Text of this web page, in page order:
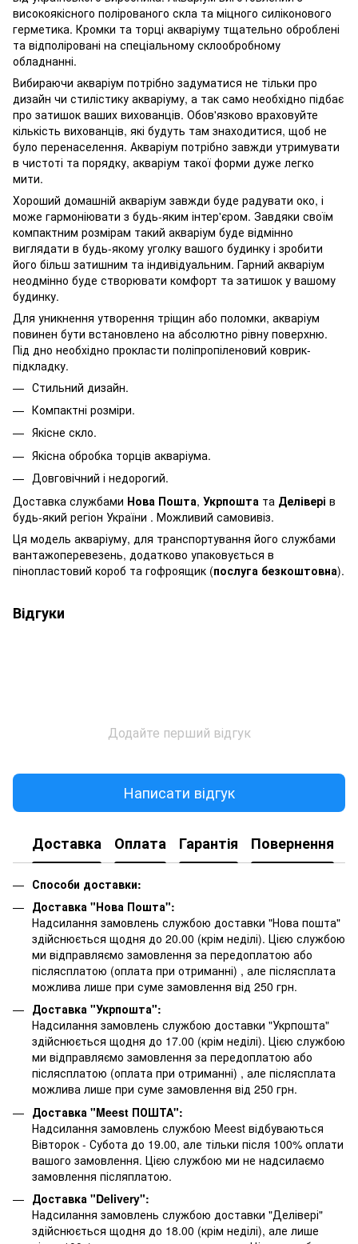
високоякісного полірованого скла та міцного силіконового
герметика. Кромки та торці акваріуму тщательно оброблені
та відполіровані на спеціальному склообробному
обладнанні.
Вибираючи акваріум потрібно задуматися не тільки про
дизайн чи стилістику акваріуму, а так само необхідно підбає
про затишок ваших вихованців. Обов'язково враховуйте
кількість вихованців, які будуть там знаходитися, щоб не
було перенаселення. Акваріум потрібно завжди утримувати
в чистоті та порядку, акваріум такої форми дуже легко
мити.
Хороший домашній акваріум завжди буде радувати око, і
може гармоніювати з будь-яким інтер'єром. Завдяки своїм
компактним розмірам такий акваріум буде відмінно
виглядати в будь-якому уголку вашого будинку і зробити
його більш затишним та індивідуальним. Гарний акваріум
неодмінно буде створювати комфорт та затишок у вашому
будинку.
Для уникнення утворення тріщин або поломки, акваріум
повинен бути встановлено на абсолютно рівну поверхню.
Під дно необхідно прокласти поліпропіленовий коврик-
підкладку.
Стильний дизайн.
Компактні розміри.
Якісне скло.
Якісна обробка торців акваріума.
Довговічний і недорогий.
Доставка службами Нова Пошта, Укрпошта та Делівері в
будь-який регіон України . Можливий самовивіз.
Ця модель акваріуму, для транспортування його службами
вантажоперевезень, додатково упаковується в
пінопластовий короб та гофроящик (послуга безкоштовна).
Відгуки
Додайте перший відгук
Написати відгук
Доставка Оплата Гарантія Повернення
Способи доставки:
Доставка "Нова Пошта":
Надсилання замовлень службою доставки "Нова пошта"
здійснюється щодня до 20.00 (крім неділі). Цією службою
ми відправляємо замовлення за передоплатою або
післясплатою (оплата при отриманні) , але післясплата
можлива лише при суме замовлення від 250 грн.
Доставка "Укрпошта":
Надсилання замовлень службою доставки "Укрпошта"
здійснюється щодня до 17.00 (крім неділі). Цією службою
ми відправляємо замовлення за передоплатою або
післясплатою (оплата при отриманні) , але післясплата
можлива лише при суме замовлення від 250 грн.
Доставка "Meest ПОШТА":
Надсилання замовлень службою Meest відбуваються
Вівторок - Субота до 19.00, але тільки після 100% оплати
вашого замовлення. Цією службою ми не надсилаємо
замовлення післяплатою.
Доставка "Delivery":
Надсилання замовлень службою доставки "Делівері"
здійснюється щодня до 18.00 (крім неділі), але лише